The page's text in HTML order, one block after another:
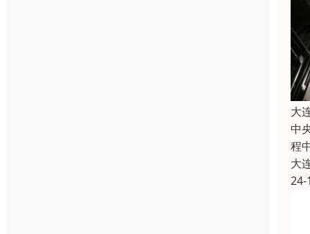
大
中
程
大
24-